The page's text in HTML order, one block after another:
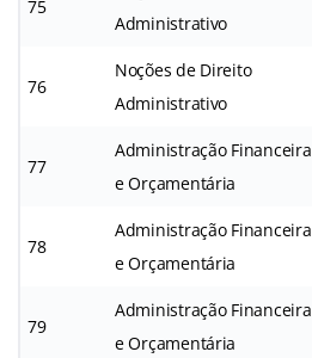
75
Administrativo
76
Noções de Direito
Administrativo
77
Administração Financeira
e Orçamentária
78
Administração Financeira
e Orçamentária
79
Administração Financeira
e Orçamentária